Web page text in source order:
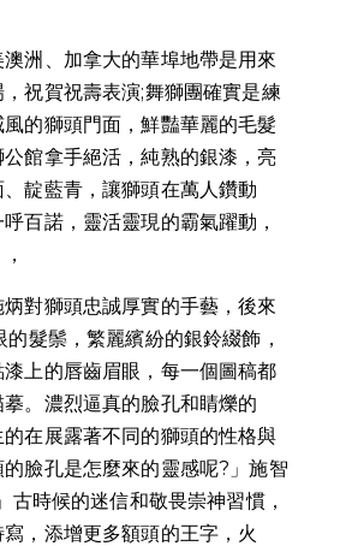
洲、加拿大的華埠地帶是用來
祝賀祝壽表演;舞獅團確實是練
的獅頭門面，鮮豔華麗的毛髮
館拿手絕活，純熟的銀漆，亮
靛藍青，讓獅頭在萬人鑽動
百諾，靈活靈現的霸氣躍動，
對獅頭忠誠厚實的手藝，後來
髮鬃，繁麗繽紛的銀鈴綴飾，
上的唇齒眉眼，每一個圖稿都
。濃烈逼真的臉孔和睛爍的
在展露著不同的獅頭的性格與
臉孔是怎麼來的靈感呢?」施智
古時候的迷信和敬畏崇神習慣，
，添增更多額頭的王字，火